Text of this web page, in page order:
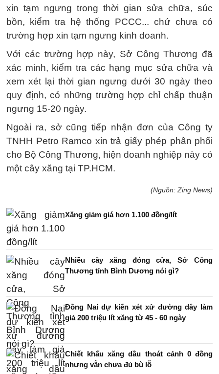
xin tạm ngưng trong thời gian sửa chữa, súc
bồn, kiểm tra hệ thống PCCC... chứ chưa có
trường hợp xin tạm ngưng kinh doanh.
Với các trường hợp này, Sở Công Thương đã
xác minh, kiểm tra các hạng mục sửa chữa và
xem xét lại thời gian ngưng dưới 30 ngày theo
quy định, có những trường hợp chỉ chấp thuận
ngưng 15-20 ngày.
Ngoài ra, sở cũng tiếp nhận đơn của Công ty
TNHH Petro Ramco xin trả giấy phép phân phối
cho Bộ Công Thương, hiện doanh nghiệp này có
một cây xăng tại TP.HCM.
(Nguồn: Zing News)
Xăng giảm giá hơn 1.100 đồng/lít
Nhiều cây xăng đóng cửa, Sở Công
Thương tỉnh Bình Dương nói gì?
Đồng Nai dự kiến xét xử đường dây làm
giả 200 triệu lít xăng từ 45 - 60 ngày
Chiết khấu xăng dầu thoát cảnh 0 đồng
nhưng vẫn chưa đủ bù lỗ